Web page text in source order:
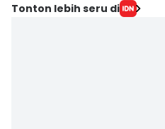
Tonton lebih seru di